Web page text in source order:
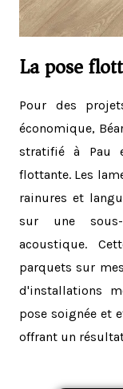
La pose
Pour des
économique,
stratifié à Pau
flottante. Les
rainures et
sur une
acoustique.
parquets sur
d'installations
pose soignée et
offrant un